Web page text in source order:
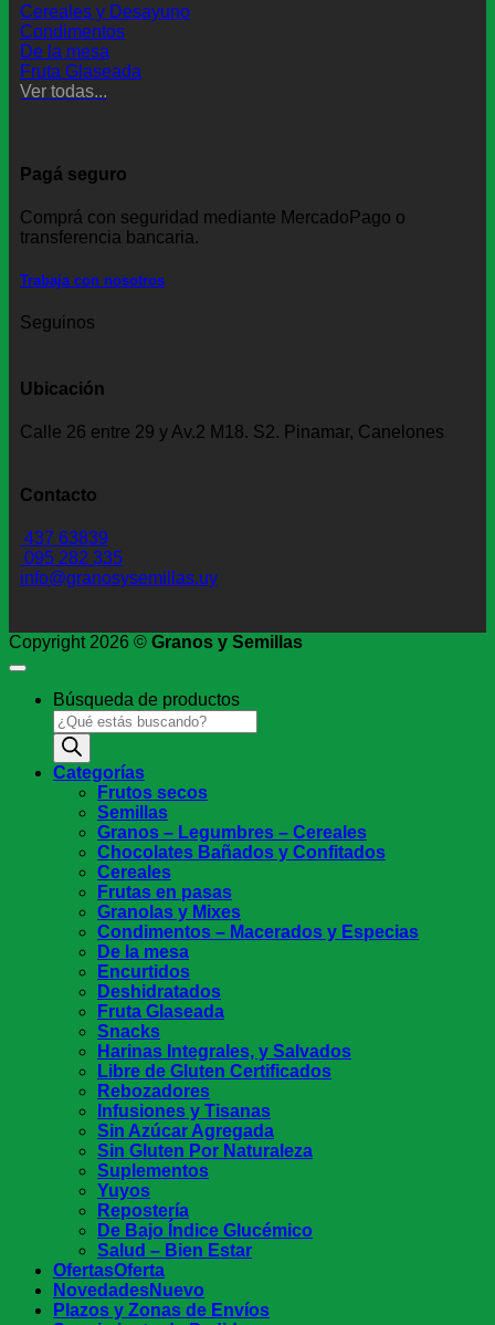
Cereales y Desayuno
Condimentos
De la mesa
Fruta Glaseada
Ver todas...
Pagá seguro
Comprá con seguridad mediante MercadoPago o
transferencia bancaria.
Trabaja con nosotros
Seguinos
Ubicación
Calle 26 entre 29 y Av.2 M18. S2. Pinamar, Canelones
Contacto
437 63839
095 282 335
info@granosysemillas.uy
Copyright 2026 © Granos y Semillas
Búsqueda de productos
Categorías
Frutos secos
Semillas
Granos – Legumbres – Cereales
Chocolates Bañados y Confitados
Cereales
Frutas en pasas
Granolas y Mixes
Condimentos – Macerados y Especias
De la mesa
Encurtidos
Deshidratados
Fruta Glaseada
Snacks
Harinas Integrales, y Salvados
Libre de Gluten Certificados
Rebozadores
Infusiones y Tisanas
Sin Azúcar Agregada
Sin Gluten Por Naturaleza
Suplementos
Yuyos
Repostería
De Bajo Índice Glucémico
Salud – Bien Estar
Ofertas
Novedades
Plazos y Zonas de Envíos